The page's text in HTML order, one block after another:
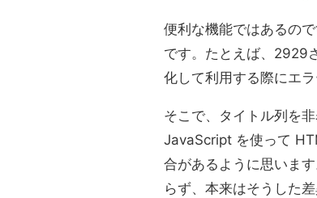
便利な機能ではあるの
です。たとえば、2929
化して利用する際にエ
そこで、タイトル列を
JavaScript を使って
合があるように思いま
らず、本来はそうした